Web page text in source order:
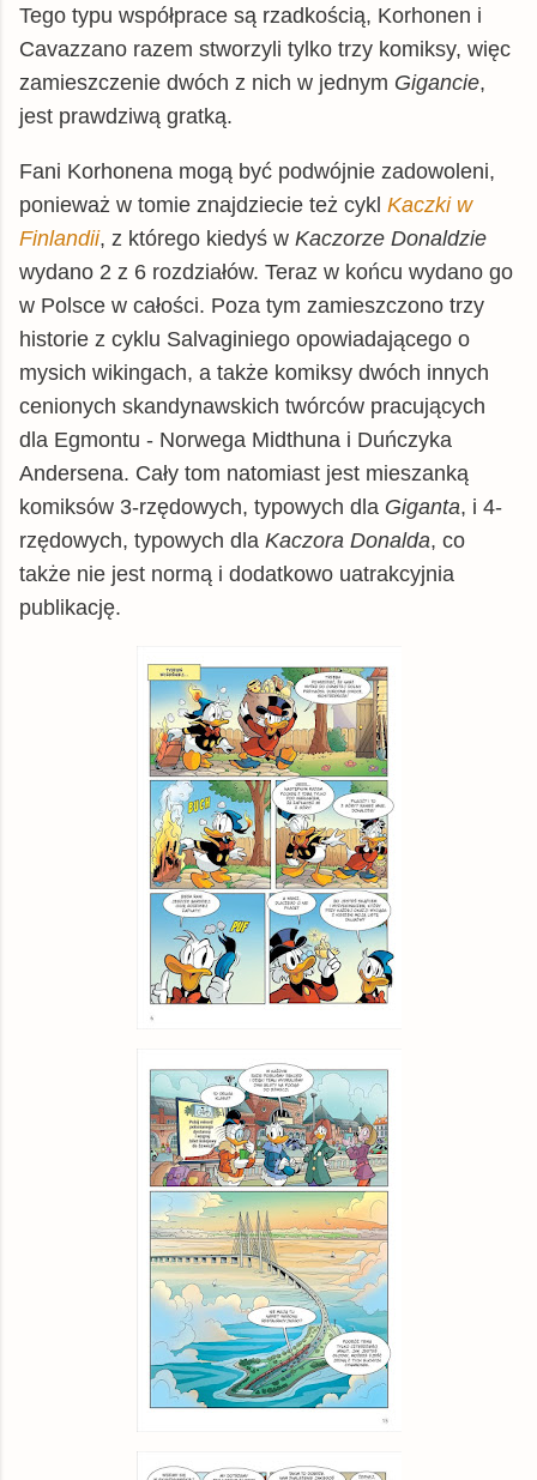
Tego typu współprace są rzadkością, Korhonen i
Cavazzano razem stworzyli tylko trzy komiksy, więc
zamieszczenie dwóch z nich w jednym Gigancie,
jest prawdziwą gratką.
Fani Korhonena mogą być podwójnie zadowoleni,
ponieważ w tomie znajdziecie też cykl Kaczki w
Finlandii, z którego kiedyś w Kaczorze Donaldzie
wydano 2 z 6 rozdziałów. Teraz w końcu wydano go
w Polsce w całości. Poza tym zamieszczono trzy
historie z cyklu Salvaginiego opowiadającego o
mysich wikingach, a także komiksy dwóch innych
cenionych skandynawskich twórców pracujących
dla Egmontu - Norwega Midthuna i Duńczyka
Andersena. Cały tom natomiast jest mieszanką
komiksów 3-rzędowych, typowych dla Giganta, i 4-
rzędowych, typowych dla Kaczora Donalda, co
także nie jest normą i dodatkowo uatrakcyjnia
publikację.